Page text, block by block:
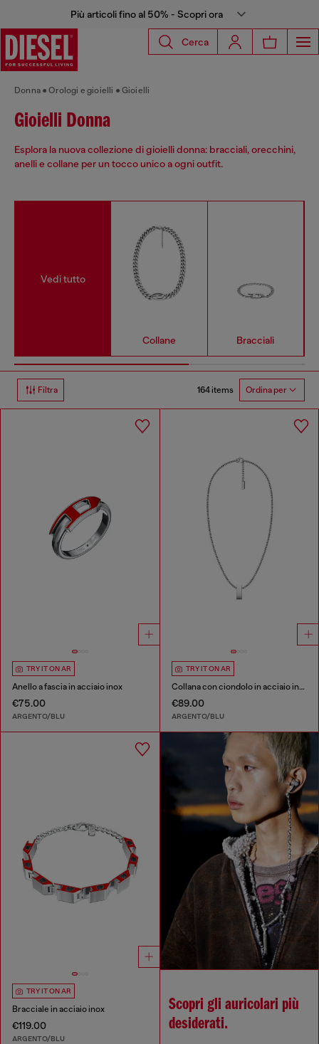
Più articoli fino al 50% - Scopri ora
Cerca
Donna Orologi e gioielli Gioielli
Gioielli Donna
Esplora la nuova collezione di gioielli donna: bracciali, orecchini,
anelli e collane per un tocco unico a ogni outfit.
Vedi tutto
Collane Bracciali
Filtra 164 items Ordina per
TRY IT ON AR
Anello a fascia in acciaio inox
€75.00
ARGENTO/BLU
TRY IT ON AR
Collana con ciondolo in acciaio inox
€89.00
ARGENTO/BLU
TRY IT ON AR
Bracciale in acciaio inox
€119.00
ARGENTO/BLU
Scopri gli auricolari più
desiderati.